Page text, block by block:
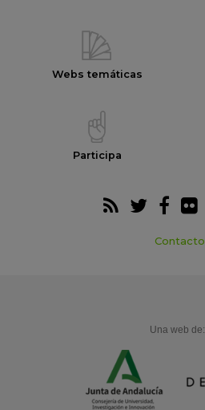
Webs temáticas
Participa
Contacto
Una web de: